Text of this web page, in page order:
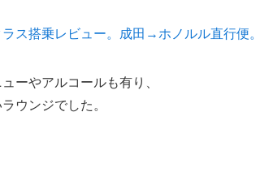
ス搭乗レビュー。成田→ホノルル直行便。
ーやアルコールも有り、
ウンジでした。